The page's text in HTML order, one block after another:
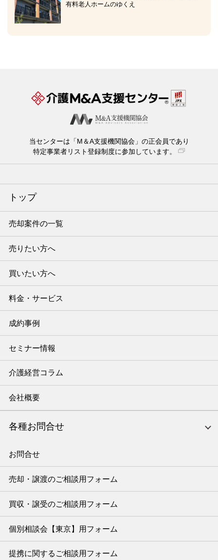
有料老人ホームのゆくえ
当センターは「M＆A支援機関協会」の正会員であり
特定事業者リスト登録制度に参加しています。
トップ
売却案件の一覧
売りたい方へ
買いたい方へ
料金・サービス
成約事例
セミナー情報
介護経営コラム
会社概要
各種お問合せ
お問合せ
売却・譲渡のご相談用フォーム
買収・譲受のご相談用フォーム
個別相談会【東京】用フォーム
提携に関するご相談用フォーム